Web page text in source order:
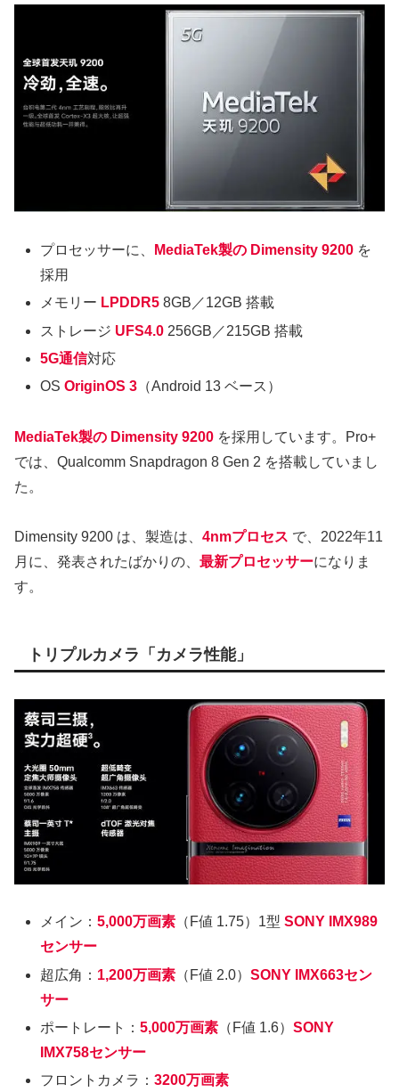
プロセッサーに、 MediaTek製の Dimensity 9200 を
採用
メモリー LPDDR5 8GB／12GB 搭載
ストレージ UFS4.0 256GB／215GB 搭載
5G通信対応
OSOriginOS 3 （Android 13 ベース）
MediaTek製の Dimensity 9200 を採用しています。Pro+
では、Qualcomm Snapdragon 8 Gen 2 を搭載していまし
た。
Dimensity 9200 は、製造は、 4nmプロセス で、2022年11
月に、発表されたばかりの、 最新プロセッサーになりま
す。
トリプルカメラ「カメラ性能」
メイン：5,000万画素 （F値 1.75）1型SONY IMX989
センサー
超広角： 1,200万画素 （F値 2.0）SONY IMX663セン
サー
ポートレート：5,000万画素 （F値 1.6）SONY
IMX758センサー
フロントカメラ：3200万画素